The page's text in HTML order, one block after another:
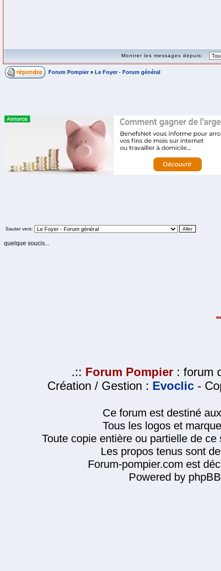
Montrer les messages depuis:
Forum Pompier » Le Foyer - Forum général
Sauter vers:
quelque soucis...
.:: Forum Pompier : forum
Création / Gestion : Evoclic -
Ce forum est destiné
Tous les logos et
Toute copie entière ou partielle de
Les propos tenus sont
Forum-pompier.com est
Powered by